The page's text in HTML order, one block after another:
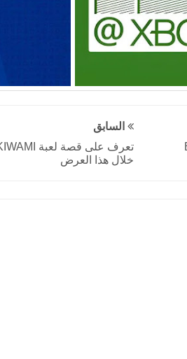
السابق
خلال هذا العرض